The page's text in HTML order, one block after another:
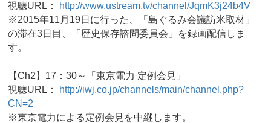
視聴URL： http://www.ustream.tv/channel/JqmK3j24b4V
※2015年11月19日に行った、「島ぐるみ会議訪米取材」
の滞在3日目、「歴史保存諮問委員会」を録画配信しま
す。
【Ch2】17：30～「東京電力 定例会見」
視聴URL： http://iwj.co.jp/channels/main/channel.php?
CN=2
※東京電力による定例会見を中継します。